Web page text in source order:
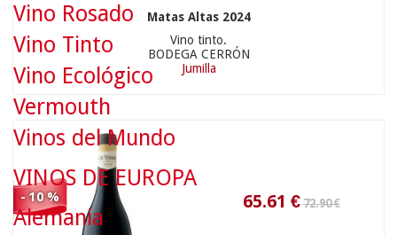
Matas Altas 2024
Vino tinto.
BODEGA CERRÓN
Jumilla
- 10 %
Vino Rosado
Vino Tinto
Vino Ecológico
Vermouth
Vinos del Mundo
VINOS DE EUROPA
Alemania